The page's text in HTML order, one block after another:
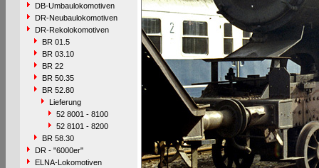
DB-Umbaulokomotiven
DR-Neubaulokomotiven
DR-Rekolokomotiven
BR 01.5
BR 03.10
BR 22
BR 50.35
BR 52.80
Lieferung
52 8001 - 8100
52 8101 - 8200
BR 58.30
DR - "6000er"
ELNA-Lokomotiven